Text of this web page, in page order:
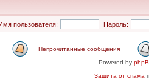
пользователя: Пароль:
Непрочитанные сообщения
Powered by
Защита от спама